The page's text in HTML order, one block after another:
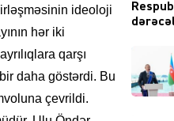
ideoloji
hər iki
qarşı
daha göstərdi. Bu
çevrildi.